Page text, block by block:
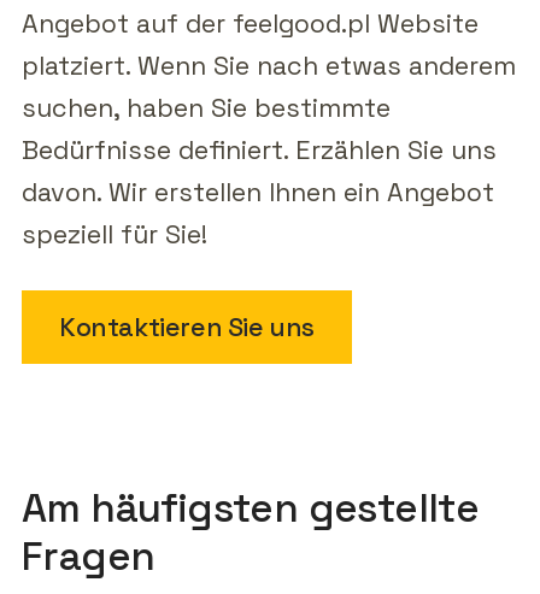
Angebot auf der feelgood.pl Website
platziert. Wenn Sie nach etwas anderem
suchen, haben Sie bestimmte
Bedürfnisse definiert. Erzählen Sie uns
davon. Wir erstellen Ihnen ein Angebot
speziell für Sie!
Kontaktieren Sie uns
Am häufigsten gestellte
Fragen